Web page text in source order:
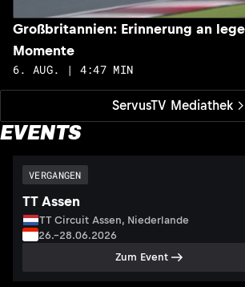
ServusTV Mediathek
Großbritannien: Erinnerung an
Momente
6. AUG. | 4:47 MIN
EVENTS
VERGANGEN
TT Assen
TT Circuit Assen, Niederlande
26.–28.06.2026
Zum Event